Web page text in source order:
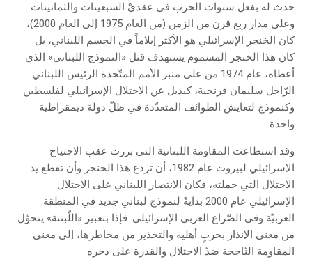
حدث له بفعل سنوات الحرب في عقديْ السبعينات والثمانينات
وعلى مدار ربع قرن من الزمن (من العام 1975 إلى العام 2000)،
كان الخنجر الإسرائيلي هو الأكثر إيلاماً في الجسم اللبناني، بل
كان هذا الخنجر المسموم يستهدف قتل «النموذج اللبناني» الذي
أعطاه، عام 1974 من على منبر الأمم المتّحدة الرئيس اللبناني
الرّاحل سليمان فرنجية، كبديل عن الاحتلال الإسرائيلي لفلسطين
وكنموذج لتعايش الطوائف المتعدّدة في ظلّ دولة ديمقراطية
واحدة.
وقد استطاعت المقاومة اللبنانية التي برزت عقب الاجتياح
الإسرائيلي لبيروت عام 1982، أن تردع هذا الخنجر وأن تقطع يد
الاحتلال التي حملته، فكان الانتصار اللبناني على الاحتلال
الإسرائيلي عام 2000 بدايةً لنموذج لبناني جديد في المنطقة
العربيّة وفي الصّراع العربي الإسرائيلي. فإذا بتعبير «اللّبننة» يتحوّل
من معنى الإنذار بحربٍ أهلية والتحذير من مخاطرها، إلى معنى
المقاومة النّاجحة ضدّ الاحتلال والقدرة على دحره.